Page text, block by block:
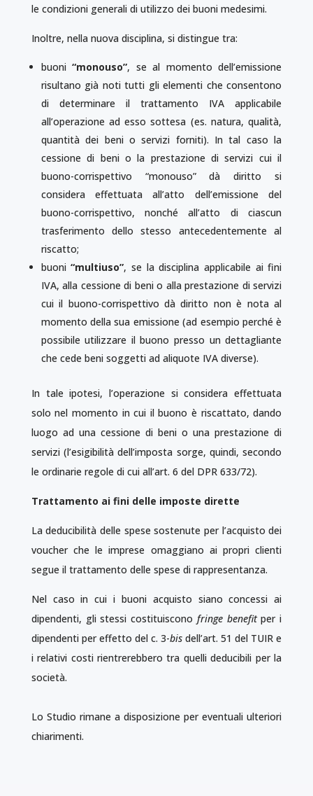
le condizioni generali di utilizzo dei buoni medesimi.
Inoltre, nella nuova disciplina, si distingue tra:
buoni“monouso”, se al momento dell’emissione
risultano già noti tutti gli elementi che consentono
di determinare il trattamento IVA applicabile
all’operazione ad esso sottesa (es. natura, qualità,
quantità dei beni o servizi forniti). In tal caso la
cessione di beni o la prestazione di servizi cui il
buono-corrispettivo “monouso” dà diritto si
considera effettuata all’atto dell’emissione del
buono-corrispettivo, nonché all’atto di ciascun
trasferimento dello stesso antecedentemente al
riscatto;
buoni“multiuso”, se la disciplina applicabile ai fini
IVA, alla cessione di beni o alla prestazione di servizi
cui il buono-corrispettivo dà diritto non è nota al
momento della sua emissione (ad esempio perché è
possibile utilizzare il buono presso un dettagliante
che cede beni soggetti ad aliquote IVA diverse).
In tale ipotesi, l’operazione si considera effettuata
solo nel momento in cui il buono è riscattato, dando
luogo ad una cessione di beni o una prestazione di
servizi (l’esigibilità dell’imposta sorge, quindi, secondo
le ordinarie regole di cui all’art. 6 del DPR 633/72).
Trattamento ai fini delle imposte dirette
La deducibilità delle spese sostenute per l’acquisto dei
voucher che le imprese omaggiano ai propri clienti
segue il trattamento delle spese di rappresentanza.
Nel caso in cui i buoni acquisto siano concessi ai
dipendenti, gli stessi costituiscono fringe benefitper i
dipendenti per effetto del c. 3-bis dell’art. 51 del TUIR e
i relativi costi rientrerebbero tra quelli deducibili per la
società.
Lo Studio rimane a disposizione per eventuali ulteriori
chiarimenti.